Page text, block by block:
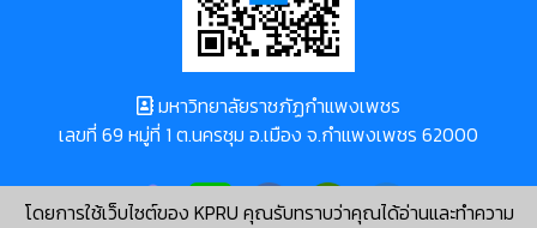
โดยการใช้เว็บไซต์ของ KPRU คุณรับทราบว่าคุณได้อ่านและทำความ
มหาวิทยาลัยราชภัฏกำแพงเพชร
เลขที่ 69 หมู่ที่ 1 ต.นครชุม อ.เมือง จ.กำแพงเพชร 62000